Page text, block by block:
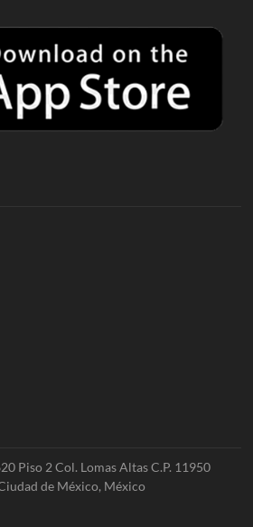
Piso 2 Col. Lomas Altas C.P. 11950
de México, México